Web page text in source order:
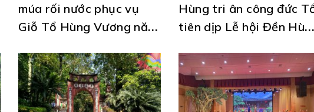
múa rối nước phục vụ
Giỗ Tổ Hùng Vương năm
Hùng tri ân công đức
tiên dịp Lễ hội Đền Hùng